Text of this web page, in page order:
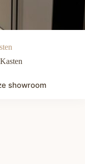
Kasten
showroom